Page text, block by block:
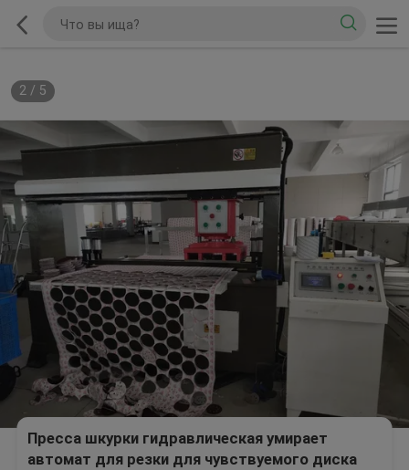
2/ 5
Пресса шкурки гидравлическая умирает
автомат для резки для чувствуемого диска